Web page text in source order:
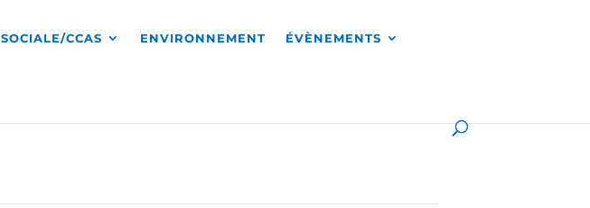
CCAS ENVIRONNEMENT ÉVÈNEMENTS